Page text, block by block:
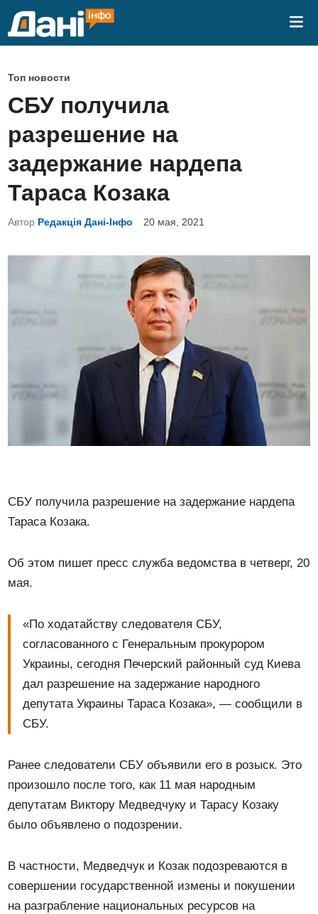
О
п
у
б
л
и
о
а
Топ новости
СБУ получила
разрешение на
задержание нардепа
Тараса Козака
Автор Редакція Дані-Інфо 20 мая, 2021
СБУ получила разрешение на задержание нардепа
Тараса Козака.
Об этом пишет пресс служба ведомства в четверг, 20
мая.
«По ходатайству следователя СБУ,
согласованного с Генеральным прокурором
Украины, сегодня Печерский районный суд Киева
дал разрешение на задержание народного
депутата Украины Тараса Козака», — сообщили в
СБУ.
Ранее следователи СБУ объявили его в розыск. Это
произошло после того, как 11 мая народным
депутатам Виктору Медведчуку и Тарасу Козаку
было объявлено о подозрении.
В частности, Медведчук и Козак подозреваются в
совершении государственной измены и покушении
на разграбление национальных ресурсов на